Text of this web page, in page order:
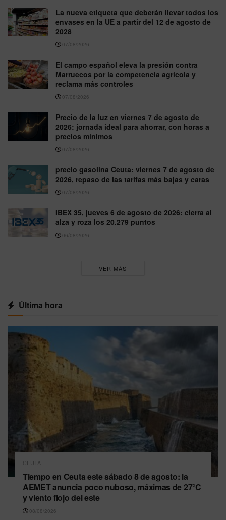
La nueva etiqueta que deberán llevar todos los
envases en la UE a partir del 12 de agosto de
2028
07/08/2026
El campo español eleva la presión contra
Marruecos por la competencia agrícola y
reclama más controles
07/08/2026
Precio de la luz en viernes 7 de agosto de
2026: jornada ideal para ahorrar, con horas a
precios mínimos
07/08/2026
precio gasolina Ceuta: viernes 7 de agosto de
2026, repaso de las tarifas más bajas y caras
07/08/2026
IBEX 35, jueves 6 de agosto de 2026: cierra al
alza y roza los 20.279 puntos
06/08/2026
VER MÁS
Última hora
CEUTA
Tiempo en Ceuta este sábado 8 de agosto: la
AEMET anuncia poco nuboso, máximas de 27°C
y viento flojo del este
08/08/2026